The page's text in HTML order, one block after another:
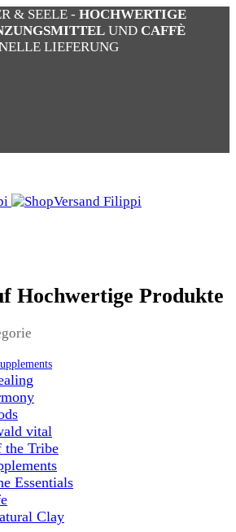
& SEELE - HOCHWERTIGE
UND CAFFÈ
LIEFERUNG
Hochwertige Produkte
vital
the Tribe
Essentials
Clay